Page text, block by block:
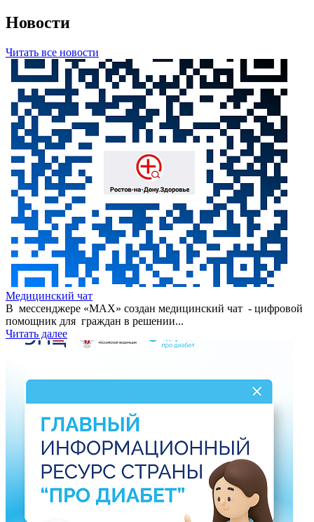
Новости
Читать все новости
Медицинский чат
В мессенджере «МАХ» создан медицинский чат - цифровой
помощник для граждан в решении...
Читать далее